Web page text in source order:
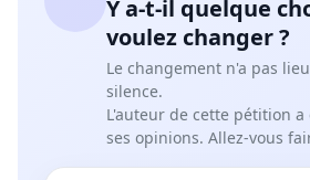
Y a-t-il quelque
voulez changer ?
Le changement n'a pas
silence.
L'auteur de cette pétition
ses opinions. Allez-vous